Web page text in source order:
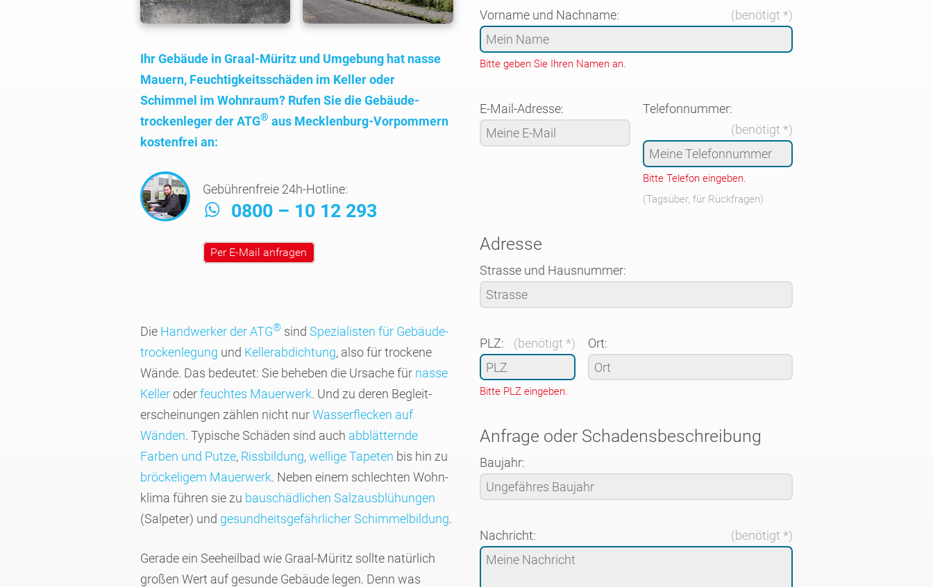
Ihr Gebäude in Graal-Müritz und Umgebung hat nasse
Mauern, Feuch­tig­keits­schäden im Keller oder
Schimmel im Wohn­raum? Rufen Sie die Gebäude­
trocken­leger der ATG® aus Mecklen­burg-Vorpom­mern
kosten­frei an:
Gebührenfreie 24h-Hotline:
0800 – 10 12 293
Per E-Mail anfragen
Die Hand­werker der ATG®sind Spezia­listen für Gebäude­
trocken­legung und Keller­abdich­tung, also für trockene
Wände. Das bedeutet: Sie beheben die Ursache für nasse
Kelleroderfeuchtes Mauerwerk. Und zu deren Begleit­
erschei­nungen zählen nicht nurWasser­flecken auf
Wänden. Typische Schäden sind auch abblät­ternde
Farben und Putze, Riss­bil­dung,wellige Tapeten bis hin zu
bröcke­ligem Mauer­werk. Neben einem schlech­ten Wohn­
klima führen sie zu bauschäd­lichen Salz­aus­blü­hungen
(Salpeter) und gesund­heits­gefähr­licher Schimmel­bildung.
Gerade ein See­heil­bad wie Graal-Müritz sollte natür­lich
großen Wert auf gesunde Gebäude legen. Denn was
Vorname und Nachname: (benötigt *)
Bitte geben Sie Ihren Namen an.
E-Mail-Adresse:
Telefonnummer:
(benötigt *)
Bitte Telefon eingeben.
(Tagsüber, für Rückfragen)
Adresse
Strasse und Hausnummer:
PLZ: (benötigt *)
Bitte PLZ eingeben.
Ort:
Anfrage oder Schadensbeschreibung
Baujahr:
Nachricht: (benötigt *)